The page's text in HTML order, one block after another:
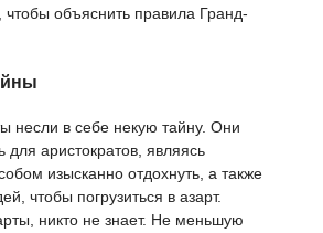
объяснить правила Гранд-
несли в себе некую тайну. Они
для аристократов, являясь
изысканно отдохнуть, а также
чтобы погрузиться в азарт.
никто не знает. Не меньшую